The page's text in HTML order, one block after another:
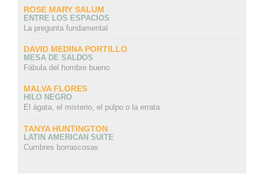
ROSE MARY SALUM
ENTRE LOS ESPACIOS
La pregunta fundamental
DAVID MEDINA PORTILLO
MESA DE SALDOS
Fábula del hombre bueno
MALVA FLORES
HILO NEGRO
El ágata, el misterio, el pulpo o la errata
TANYA HUNTINGTON
LATIN AMERICAN SUITE
Cumbres borrascosas